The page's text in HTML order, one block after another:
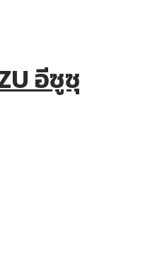
อีซูซุ